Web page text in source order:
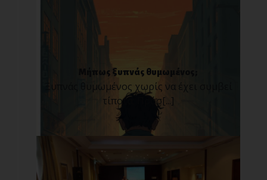
Μήπως ξυπνάς θυμωμένος;
Ξυπνάς θυμωμένος χωρίς να έχει συμβεί
τίποτα; Πρόσ[...]